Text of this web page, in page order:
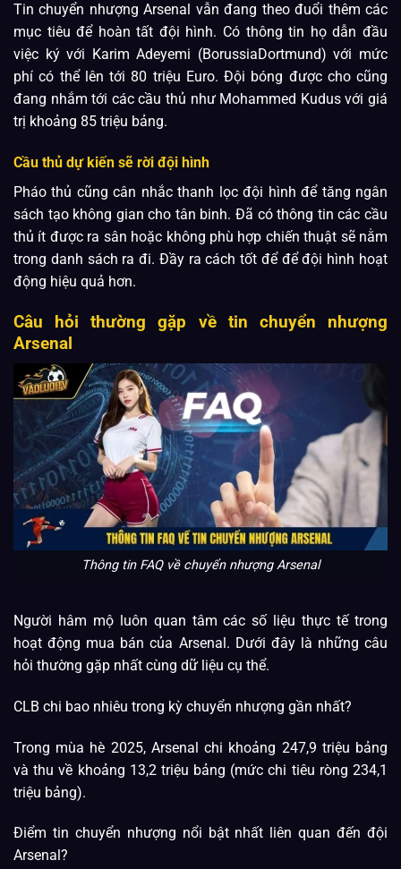
Tin chuyển nhượng Arsenal vẫn đang theo đuổi thêm các
mục tiêu để hoàn tất đội hình. Có thông tin họ dẫn đầu
việc ký với Karim Adeyemi (BorussiaDortmund) với mức
phí có thể lên tới 80 triệu Euro. Đội bóng được cho cũng
đang nhắm tới các cầu thủ như Mohammed Kudus với giá
trị khoảng 85 triệu bảng.
Cầu thủ dự kiến sẽ rời đội hình
Pháo thủ cũng cân nhắc thanh lọc đội hình để tăng ngân
sách tạo không gian cho tân binh. Đã có thông tin các cầu
thủ ít được ra sân hoặc không phù hợp chiến thuật sẽ nằm
trong danh sách ra đi. Đầy ra cách tốt để để đội hình hoạt
động hiệu quả hơn.
Câu hỏi thường gặp về tin chuyển nhượng
Arsenal
Thông tin FAQ về chuyển nhượng Arsenal
Người hâm mộ luôn quan tâm các số liệu thực tế trong
hoạt động mua bán của Arsenal. Dưới đây là những câu
hỏi thường gặp nhất cùng dữ liệu cụ thể.
CLB chi bao nhiêu trong kỳ chuyển nhượng gần nhất?
Trong mùa hè 2025, Arsenal chi khoảng 247,9 triệu bảng
và thu về khoảng 13,2 triệu bảng (mức chi tiêu ròng 234,1
triệu bảng).
Điểm tin chuyển nhượng nổi bật nhất liên quan đến đội
Arsenal?